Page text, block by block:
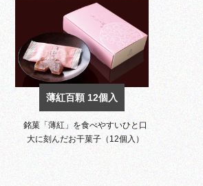
薄紅百顆 12個入
銘菓「薄紅」を食べやすいひと口
大に刻んだお干菓子（12個入）